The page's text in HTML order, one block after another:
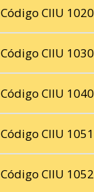
Código CIIU 1020
Código CIIU 1030
Código CIIU 1040
Código CIIU 1051
Código CIIU 1052